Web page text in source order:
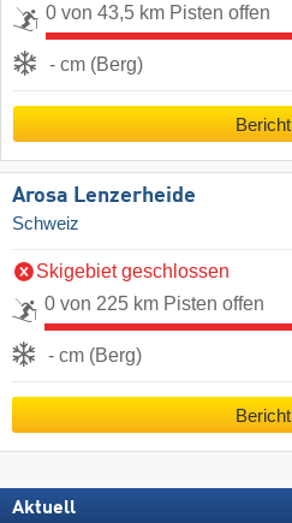
0 von 43,5 km Pisten offen
- cm (Berg)
Bericht
Arosa Lenzerheide
Schweiz
Skigebiet geschlossen
0 von 225 km Pisten offen
- cm (Berg)
Bericht
Aktuell